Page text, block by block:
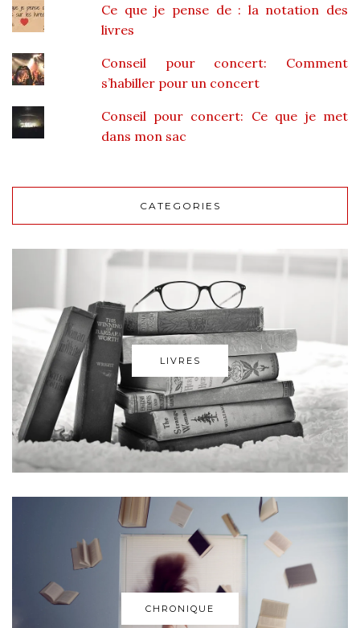
Ce que je pense de : la notation des
livres
Conseil pour concert: Comment
s’habiller pour un concert
Conseil pour concert: Ce que je met
dans mon sac
CATEGORIES
LIVRES
CHRONIQUE